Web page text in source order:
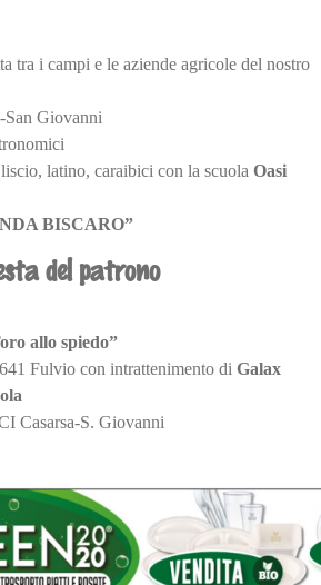
tra i campi e le aziende agricole del nostro
San Giovanni
latino, caraibici con la scuola Oasi
BISCARO”
del patrono
allo spiedo”
Fulvio con intrattenimento di Galax
Casarsa-S. Giovanni